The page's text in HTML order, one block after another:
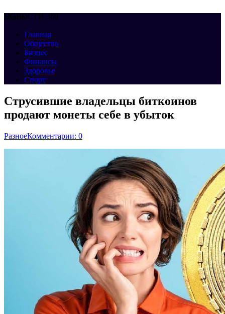
НОВОСТИ 360
Меню
Главная
Общество
Бизнес
Финансы
Здоровье
Спорт
Струсившие владельцы биткоинов
продают монеты себе в убыток
РазноеКомментарии: 0